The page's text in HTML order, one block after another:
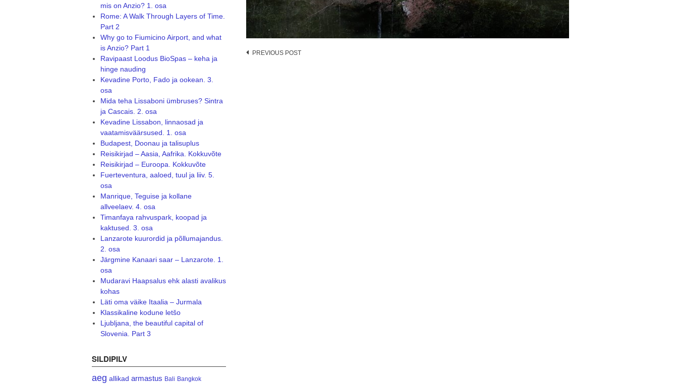
Post
PREVIOUS POST
mis on Anzio? 1. osa
Rome: A Walk Through Layers of Time.
Part 2
Why go to Fiumicino Airport, and what
is Anzio? Part 1
Ravipaast Loodus BioSpas – keha ja
hinge nauding
Kevadine Porto, Fado ja ookean. 3.
osa
Mida teha Lissaboni ümbruses? Sintra
ja Cascais. 2. osa
Kevadine Lissabon, linnaosad ja
vaatamisväärsused. 1. osa
Budapest, Doonau ja talisuplus
Reisikirjad – Aasia, Aafrika. Kokkuvõte
Reisikirjad – Euroopa. Kokkuvõte
Fuerteventura, aaloed, tuul ja liiv. 5.
osa
Manrique, Teguise ja kollane
allveelaev. 4. osa
Timanfaya rahvuspark, koopad ja
kaktused. 3. osa
Lanzarote kuurordid ja põllumajandus.
2. osa
Järgmine Kanaari saar – Lanzarote. 1.
osa
Mudaravi Haapsalus ehk alasti avalikus
kohas
Läti oma väike Itaalia – Jurmala
Klassikaline kodune letšo
Ljubljana, the beautiful capital of
Slovenia. Part 3
SILDIPILV
aeg allikad armastus Bali Bangkok